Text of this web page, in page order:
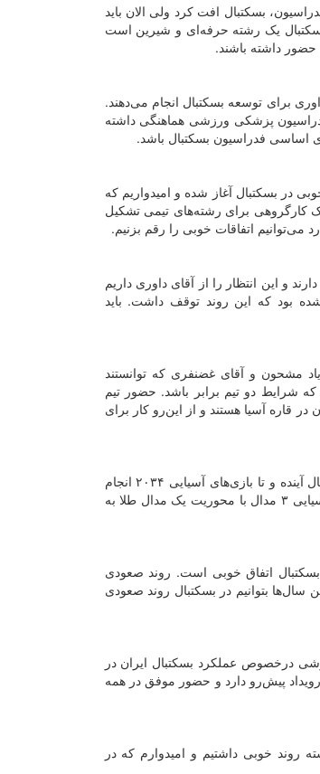
بسکتبال افت کرد ولی الان باید
یک رشته حرفه‌ای و شیرین است
حضور داشته باشند.
برای توسعه بسکتبال انجام می‌دهند.
پزشکی ورزشی هماهنگی داشته
اساسی فدراسیون بسکتبال باشد‌.
در بسکتبال آغاز شده و امیدواریم که
کارگروهی برای رشته‌های تیمی تشکیل
و این انتظار را از آقای داوری داریم
بود که این روند توقف داشت. باید
مشحون و آقای غضنفری که توانستند
شرایط دو تیم برابر باشد. حضور تیم
قاره آسیا هستند و از این‌رو کار برای
علی رغبتی مشاور وزیر ورزش نیز در ادامه اظهار داشت: هدف‌گذاری که فدراسیون بسکتبال برای ۱۰ سال آینده و تا بازی‌های آسیایی ۲۰۳۴ انجام
داده با برنامه‌ریزی وزارت نزدیک است و همخوانی دارد. انتظار این است که بسکتبال بتواند در بازی‌های آسیایی ۳ مدال با محوریت یک مدال طلا به
اتفاق خوبی است. روند صعودی
باعث شد که در این سال‌ها بتوانیم در بسکتبال روند صعودی
درخصوص عملکرد بسکتبال ایران در
پیش‌رو دارد و حضور موفق در همه
نیز اظهار داشت: در بسکتبال ۳ به ۳ در چند سال گذشته روند خوبی داشتیم و امیدوارم که در